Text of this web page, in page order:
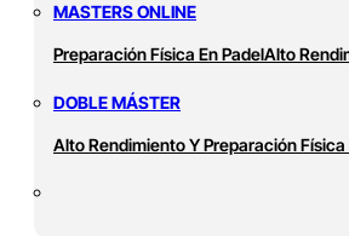
MASTERS ONLINE
Preparación Física En PadelAlto
DOBLE MÁSTER
Alto Rendimiento Y Preparación Física